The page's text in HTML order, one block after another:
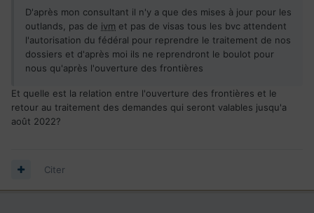
D'après mon consultant il n'y a que des mises à jour pour les
outlands, pas de ivm et pas de visas tous les bvc attendent
l'autorisation du fédéral pour reprendre le traitement de nos
dossiers et d'après moi ils ne reprendront le boulot pour
nous qu'après l'ouverture des frontières
Et quelle est la relation entre l'ouverture des frontières et le
retour au traitement des demandes qui seront valables jusqu'a
août 2022?
Citer